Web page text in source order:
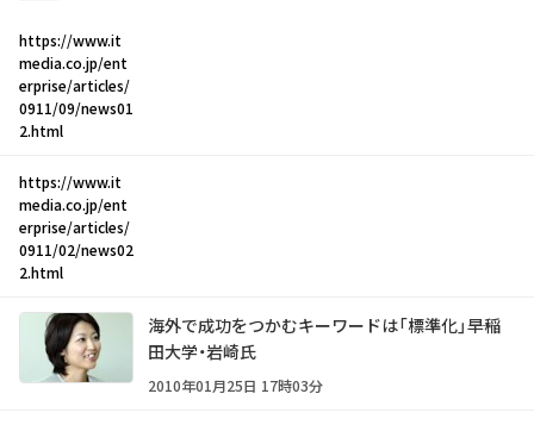
https://www.it
media.co.jp/ent
erprise/articles/
0911/09/news01
2.html
https://www.it
media.co.jp/ent
erprise/articles/
0911/02/news02
2.html
海外で成功をつかむキーワードは「標準化」――早稲
田大学・岩崎氏
2010年01月25日 17時03分